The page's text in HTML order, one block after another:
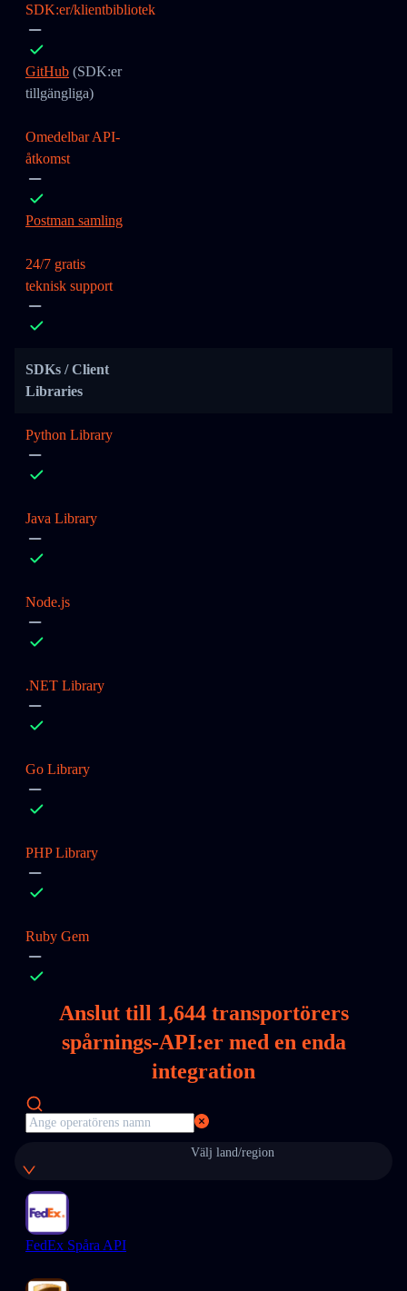
SDK:er/klientbibliotek
GitHub (SDK:er
tillgängliga)
Omedelbar API-
åtkomst
Postman samling
24/7 gratis
teknisk support
SDKs / Client
Libraries
Python Library
Java Library
Node.js
.NET Library
Go Library
PHP Library
Ruby Gem
Anslut till 1,644transportörers
spårnings-API:er med en enda
integration
Välj land/region
FedEx Spåra API